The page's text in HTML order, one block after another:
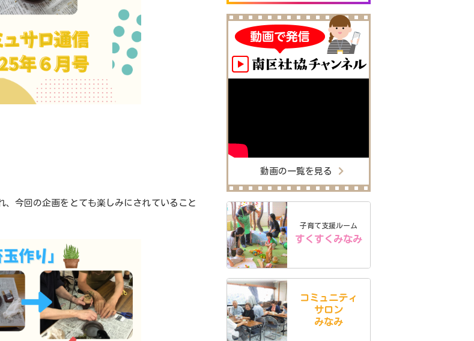
今回の企画をとても楽しみにされていること
動画の一覧を見る
子育て支援ルーム
すくすくみなみ
コミュニティ
サロン
みなみ